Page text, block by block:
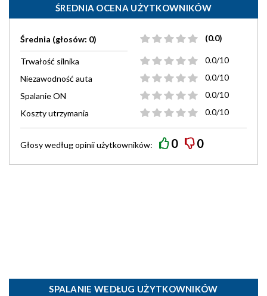
ŚREDNIA OCENA UŻYTKOWNIKÓW
Średnia (głosów: 0) (0.0)
Trwałość silnika
0.0/10
Niezawodność auta
0.0/10
Spalanie ON
0.0/10
Koszty utrzymania
0.0/10
Głosy wedługopiniiużytkowników: 0 0
SPALANIE WEDŁUG UŻYTKOWNIKÓW